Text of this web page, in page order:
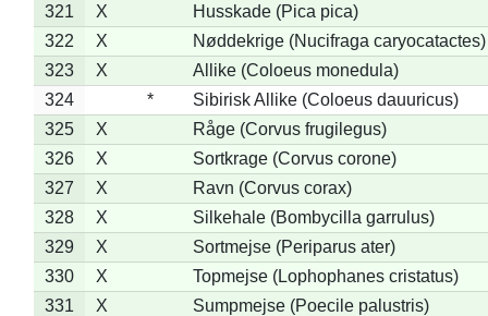
321
X
Husskade (Pica pica)
322
X
Nøddekrige (Nucifraga caryocatactes)
323
X
Allike (Coloeus monedula)
324
*
Sibirisk Allike (Coloeus dauuricus)
325
X
Råge (Corvus frugilegus)
326
X
Sortkrage (Corvus corone)
327
X
Ravn (Corvus corax)
328
X
Silkehale (Bombycilla garrulus)
329
X
Sortmejse (Periparus ater)
330
X
Topmejse (Lophophanes cristatus)
331
X
Sumpmejse (Poecile palustris)